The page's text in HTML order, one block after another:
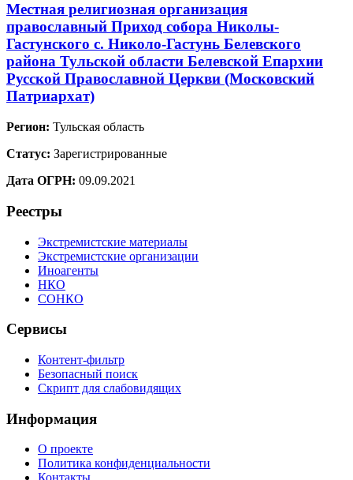
Местная религиозная организация
православный Приход собора Николы-
Гастунского с. Николо-Гастунь Белевского
района Тульской области Белевской Епархии
Русской Православной Церкви (Московский
Патриархат)
Регион: Тульская область
Статус: Зарегистрированные
Дата ОГРН: 09.09.2021
Реестры
Экстремистские материалы
Экстремистские организации
Иноагенты
НКО
СОНКО
Сервисы
Контент-фильтр
Безопасный поиск
Скрипт для слабовидящих
Информация
О проекте
Политика конфиденциальности